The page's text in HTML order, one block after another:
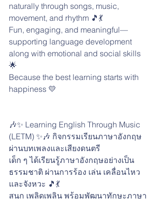
naturally through songs, music,
movement, and rhythm 🎵💃
Fun, engaging, and meaningful—
supporting language development
along with emotional and social skills
🌟
Because the best learning starts with
happiness 💛
🎶✨ Learning English Through Music
(LETM) ✨🎶 กิจกรรมเรียนภาษาอังกฤษ
ผ่านบทเพลงและเสียงดนตรี
เด็ก ๆ ได้เรียนรู้ภาษาอังกฤษอย่างเป็น
ธรรมชาติ ผ่านการร้อง เล่น เคลื่อนไหว
และจังหวะ 🎵💃
สนุก เพลิดเพลิน พร้อมพัฒนาทักษะภาษา